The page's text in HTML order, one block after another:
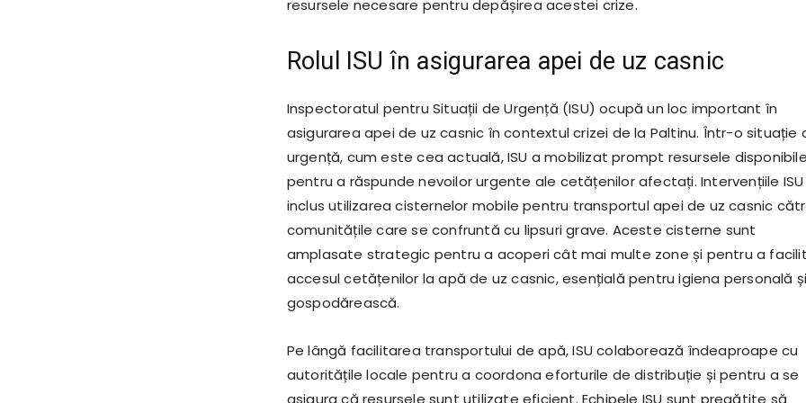
resursele necesare pentru depășirea acestei crize.
Rolul ISU în asigurarea apei de uz casnic
Inspectoratul pentru Situații de Urgență (ISU) ocupă un loc important în
asigurarea apei de uz casnic în contextul crizei de la Paltinu. Într-o situație
urgență, cum este cea actuală, ISU a mobilizat prompt resursele disponibile
pentru a răspunde nevoilor urgente ale cetățenilor afectați. Intervențiile ISU
inclus utilizarea cisternelor mobile pentru transportul apei de uz casnic
comunitățile care se confruntă cu lipsuri grave. Aceste cisterne sunt
amplasate strategic pentru a acoperi cât mai multe zone și pentru a
accesul cetățenilor la apă de uz casnic, esențială pentru igiena personală și
gospodărească.
Pe lângă facilitarea transportului de apă, ISU colaborează îndeaproape cu
autoritățile locale pentru a coordona eforturile de distribuție și pentru a se
asigura că resursele sunt utilizate eficient. Echipele ISU sunt pregătite să